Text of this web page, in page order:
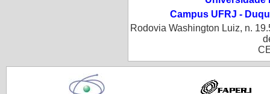
Campus UFRJ -
Rodovia Washington Luiz, n.